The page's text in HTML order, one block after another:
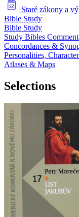
Staré zákony a
Bible Study
Bible Study
Study Bibles
Concordances &
Personalities,
Atlases & Maps
Selections